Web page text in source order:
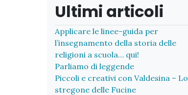
Ultimi articoli
Applicare le linee-guida per
l’insegnamento della storia delle
religioni a scuola… qui!
Parliamo di leggende
Piccoli e creativi con Valdesina – Lo
stregone delle Fucine